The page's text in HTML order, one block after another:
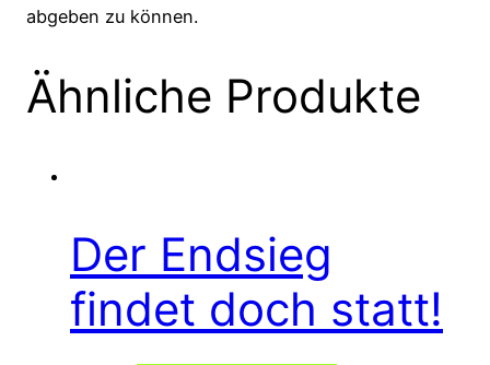
abgeben zu können.
Ähnliche Produkte
Der Endsieg
findet doch statt!